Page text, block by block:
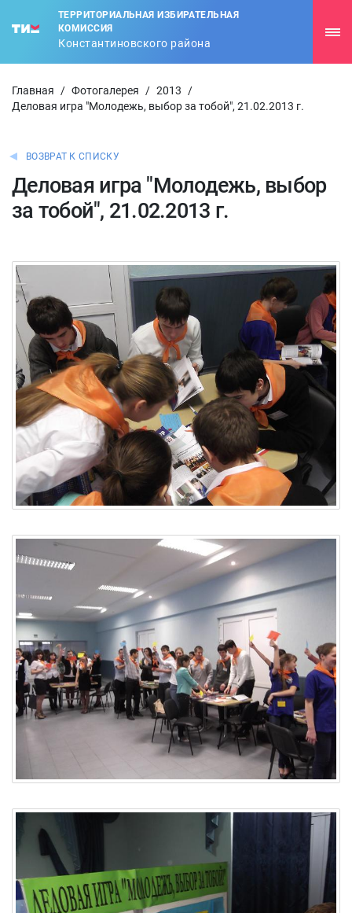
ТЕРРИТОРИАЛЬНАЯ ИЗБИРАТЕЛЬНАЯ
КОМИССИЯ
Константиновского района
Главная / Фотогалерея / 2013
/
Деловая игра "Молодежь, выбор за тобой", 21.02.2013 г.
ВОЗВРАТ К СПИСКУ
Деловая игра "Молодежь, выбор
за тобой", 21.02.2013 г.